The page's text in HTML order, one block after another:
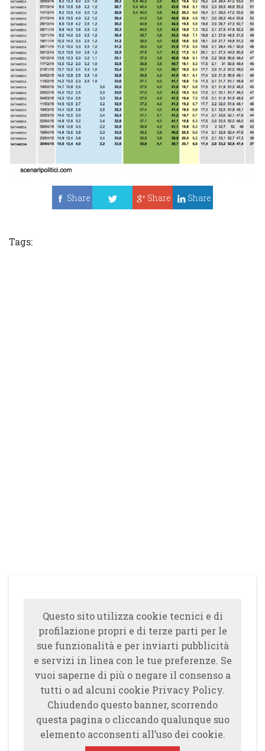
Share
Share Share
Tags:
Questo sito utilizza cookie tecnici e di
profilazione propri e di terze parti per le
sue funzionalità e per inviarti pubblicità
e servizi in linea con le tue preferenze. Se
vuoi saperne di più o negare il consenso a
tutti o ad alcuni cookie Privacy Policy.
Chiudendo questo banner, scorrendo
questa pagina o cliccando qualunque suo
elemento acconsenti all’uso dei cookie.